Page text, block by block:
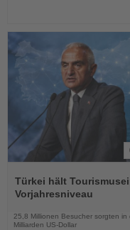
Sie
die
Nachrichten
Türkei hält
Vorjahresniveau
25,8 Millionen Besucher sorgten
Milliarden US-Dollar